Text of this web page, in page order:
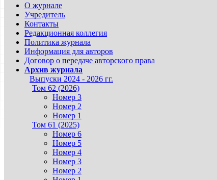
О журнале
Учредитель
Контакты
Редакционная коллегия
Политика журнала
Информация для авторов
Договор о передаче авторского права
Архив журнала
Выпуски 2024 - 2026 гг.
Том 62 (2026)
Номер 3
Номер 2
Номер 1
Том 61 (2025)
Номер 6
Номер 5
Номер 4
Номер 3
Номер 2